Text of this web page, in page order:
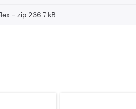
zip 236.7 kB